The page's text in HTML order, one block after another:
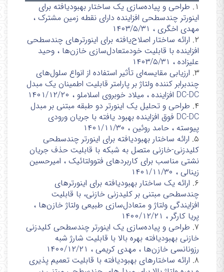
۱. طراحی و پیاده‌سازی یک ساختار بهبودیافته برای
اینورتر چندسطحی افزاینده دارای نقطه زمین مشترک ،
مهدی اخگری ، ۱۴۰۳/۵/۳۱
۲. ارائه ساختار اصلاح‌یافته برای اینورترهای چندسطحی
افزاینده با قابلیت خودمتعادل‌سازی خازن‌ها ، وحید
علیزاده ، ۱۴۰۳/۵/۳۱
۳. ارزیابی مقایسه‌ای تأثیر استفاده از انواع سلول‌های
چندبرابر کننده ولتاژ بر پارامتر قابلیت اطمینان یک مبدل
DC-DC افزاینده ، میلاد خوبروی اسلاملو ، ۱۴۰۱/۱۲/۲۰
۴. طراحی و تحلیل یک اینورتر دو طبقه مبتنی بر مبدل
DC-DC فوق افزاینده بهبود یافته با جریان ورودی
پیوسته ، حامد روئین ، ۱۴۰۱/۱۱/۳۰
۵. ارائه ساختار بهبودیافته برای اینورتر چندسطحی
کلیدزنی-خازنی متصل به شبکه با قابلیت حذف جریان
نشتی مناسب برای کاربردهای فتوولتائیک ، امیرحسین
زینالی ، ۱۴۰۱/۱۱/۳۰
۶. ارائه یک ساختار بهبودیافته برای اینورترهای
چندسطحی مبتنی بر کلیدزنی خازنی، با قابلیت
افزایندگی ولتاژ و متعادل‌سازی طبیعی ولتاژ خازن‌ها ،
پریا کارگر ، ۱۴۰۰/۱۲/۲۱
۷. طراحی و پیاده‌سازی یک اینورتر چندسطحی کلیدزنی
خازنی بهبودیافته بهره بالا با قابلیت شارژ شبه
رزونانسی خازن‌ها ، مهدی کریمی ، ۱۴۰۰/۱۲/۲۱
۸. ارائه ساختارهای بهبودیافته با قابلیت تعمیم‌ پذیری